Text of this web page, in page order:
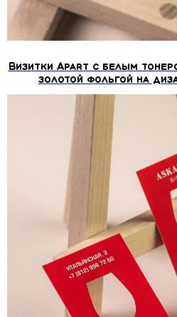
Визитки Apart c белым
золотой фольгой на